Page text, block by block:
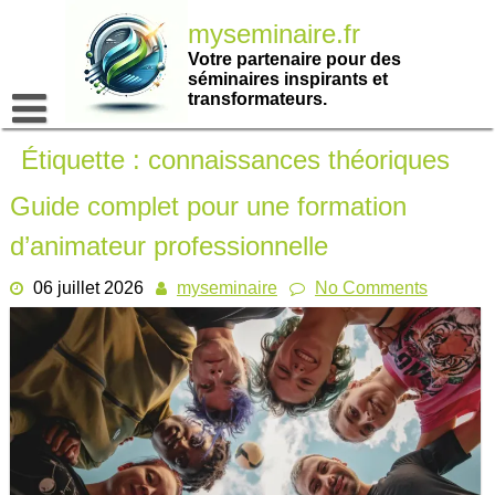
myseminaire.fr
Votre partenaire pour des
séminaires inspirants et
transformateurs.
Étiquette : connaissances théoriques
Guide complet pour une formation
d’animateur professionnelle
06 juillet 2026 myseminaire No Comments